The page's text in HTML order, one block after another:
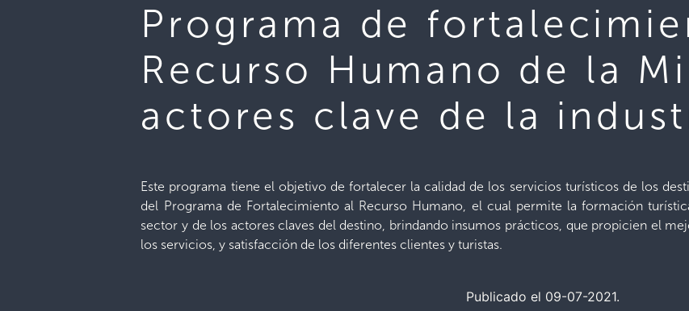
Programa de
Recurso Humano de la
actores clave de la
Este programa tiene el objetivo de fortalecer la calidad de los servicios turísticos de los
del Programa de Fortalecimiento al Recurso Humano, el cual permite la formación
sector y de los actores claves del destino, brindando insumos prácticos, que propicien el
los servicios, y satisfacción de los diferentes clientes y turistas.
Publicado el 09-07-2021.